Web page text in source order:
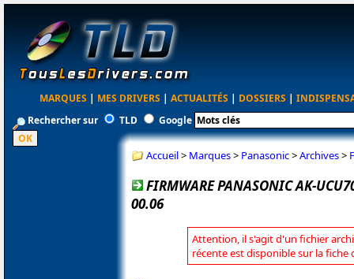
MARQUES | MES DRIVERS | ACTUALITÉS | DOSSIERS |
Rechercher sur
TLD Google
Accueil> Marques> Panasonic>Archives>
FIRMWARE PANASONIC AK-
00.06
Attention, il s'agit d'un fichier
récente est disponible sur la fiche